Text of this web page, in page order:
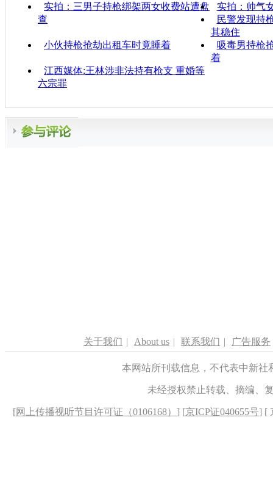
实拍：三男子持枪绑架两女收费站遭盘
查
实拍：帅气
民警发现持
其稳住
小伙持枪抢劫出租车时竟睡着
吸毒男持枪
着
江西媒体:王林涉非法持有枪支 重婚等
六宗罪
关于我们 | About us | 联系我们 | 广告服务
本网站所刊载信息，不代表中新
未经授权禁止转载、摘编、
[网上传播视听节目许可证（0106168） ] [京ICP证040655号] [